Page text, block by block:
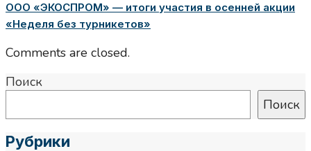
ООО «ЭКОСПРОМ» — итоги участия в осенней акции
«Неделя без турникетов»
Comments are closed.
Поиск
Поиск
Рубрики